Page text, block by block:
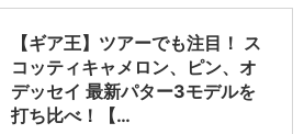
【ギア王】ツアーでも注目！ ス
コッティキャメロン、ピン、オ
デッセイ 最新パター3モデルを
打ち比べ！【…